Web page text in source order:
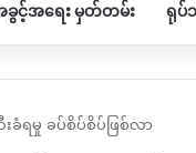
င့်အရေး မှတ်တမ်း ရုပ်
းခံရမှု ခပ်စိပ်စိပ်ဖြစ်လာ